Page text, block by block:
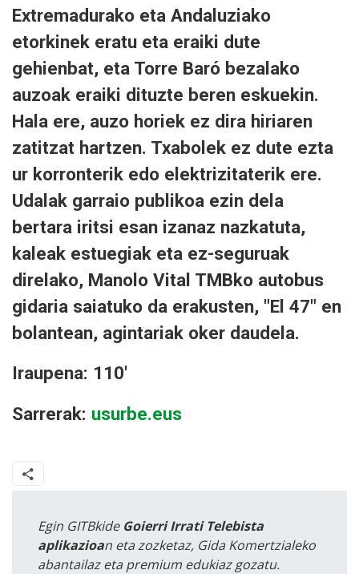
Extremadurako eta Andaluziako
etorkinek eratu eta eraiki dute
gehienbat, eta Torre Baró bezalako
auzoak eraiki dituzte beren eskuekin.
Hala ere, auzo horiek ez dira hiriaren
zatitzat hartzen. Txabolek ez dute ezta
ur korronterik edo elektrizitaterik ere.
Udalak garraio publikoa ezin dela
bertara iritsi esan izanaz nazkatuta,
kaleak estuegiak eta ez-seguruak
direlako, Manolo Vital TMBko autobus
gidaria saiatuko da erakusten, "El 47" en
bolantean, agintariak oker daudela.
Iraupena: 110'
Sarrerak: usurbe.eus
Egin GITBkide Goierri Irrati Telebista
aplikazioan eta zozketaz, Gida Komertzialeko
abantailaz eta premium edukiaz gozatu.